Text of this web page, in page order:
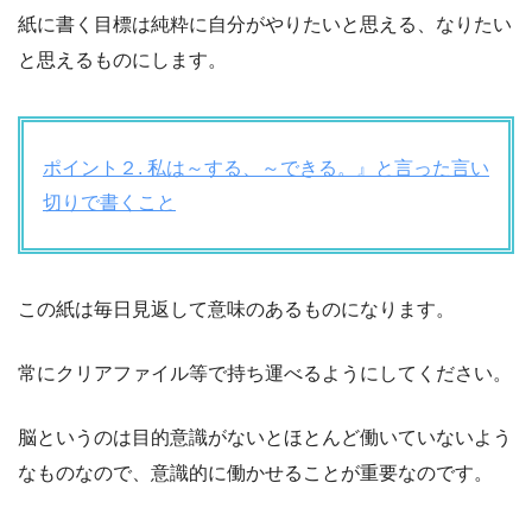
紙に書く目標は純粋に自分がやりたいと思える、なりたい
と思えるものにします。
ポイント２. 私は～する、～できる。』と言った言い
切りで書くこと
この紙は毎日見返して意味のあるものになります。
常にクリアファイル等で持ち運べるようにしてください。
脳というのは目的意識がないとほとんど働いていないよう
なものなので、意識的に働かせることが重要なのです。